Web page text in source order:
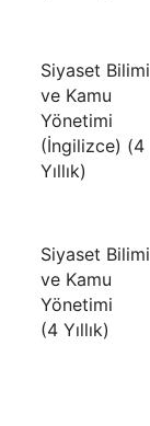
Siyaset Bilimi
ve Kamu
Yönetimi
(İngilizce) (4
Yıllık)
Siyaset Bilimi
ve Kamu
Yönetimi
(4 Yıllık)